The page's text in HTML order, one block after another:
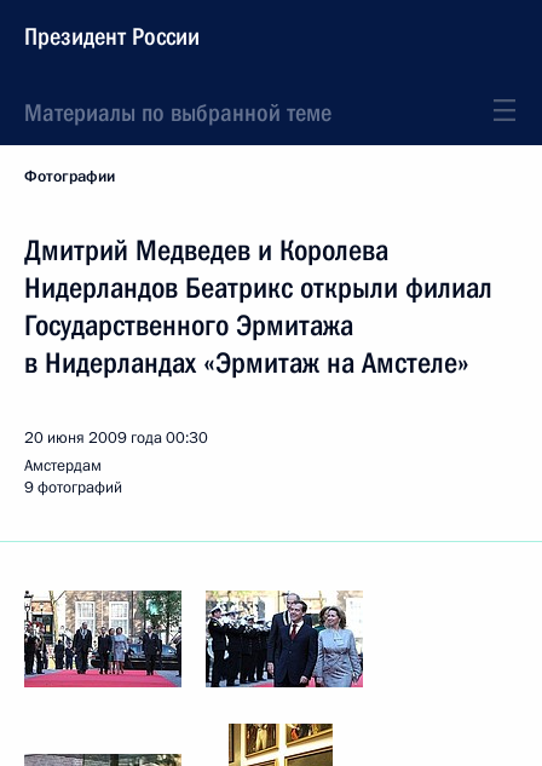
Президент России
Материалы по выбранной теме
Фотографии
Дмитрий Медведев и Королева
Нидерландов Беатрикс открыли филиал
Государственного Эрмитажа
в Нидерландах «Эрмитаж на Амстеле»
20 июня 2009 года00:30
Амстердам
9 фотографий